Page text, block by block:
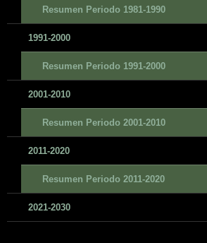
Resumen Periodo 1981-1990
1991-2000
Resumen Periodo 1991-2000
2001-2010
Resumen Periodo 2001-2010
2011-2020
Resumen Periodo 2011-2020
2021-2030